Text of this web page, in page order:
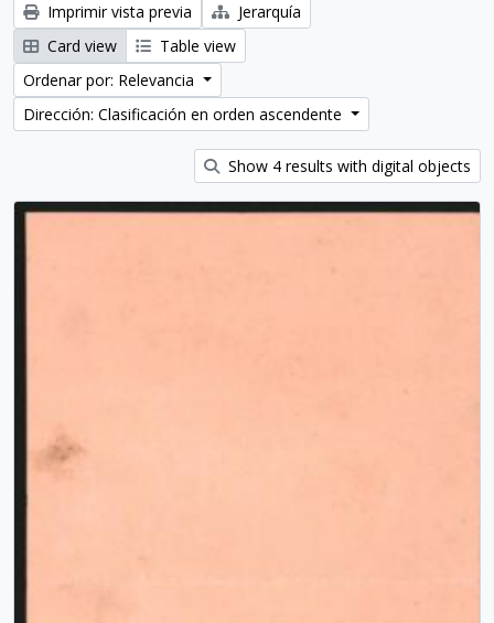
Imprimir vista previa
Jerarquía
Card view
Table view
Ordenar por: Relevancia
Dirección: Clasificación en orden ascendente
Show 4 results with digital objects